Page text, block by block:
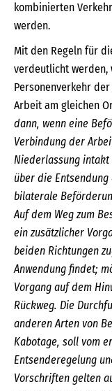
kombinierten
werden.
Mit den Regeln für
verdeutlicht werden,
Personenverkehr
Arbeit am gleichen
dann, wenn eine
Verbindung der
Niederlassung
über die
bilaterale
Auf dem Weg zum
ein zusätzlicher
beiden Richtungen
Anwendung findet;
Vorgang auf dem
Rückweg. Die
anderen Arten von
Kabotage, soll vom
Entsenderegelung
Vorschriften gelten